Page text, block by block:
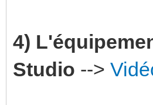
4)
Studio -->